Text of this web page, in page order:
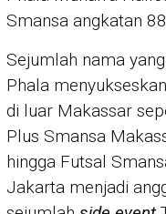
Smansa angkatan
Sejumlah nama
Phala
di luar Makassar
Plus Smansa
hingga Futsal
Jakarta menjadi